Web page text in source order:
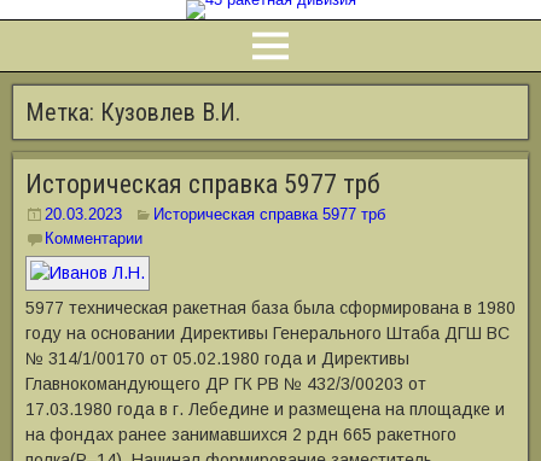
Метка: Кузовлев В.И.
Историческая справка 5977 трб
20.03.2023
Историческая справка 5977 трб
Комментарии
5977 техническая ракетная база была сформирована в 1980
году на основании Директивы Генерального Штаба ДГШ ВС
№ 314/1/00170 от 05.02.1980 года и Директивы
Главнокомандующего ДР ГК РВ № 432/3/00203 от
17.03.1980 года в г. Лебедине и размещена на площадке и
на фондах ранее занимавшихся 2 рдн 665 ракетного